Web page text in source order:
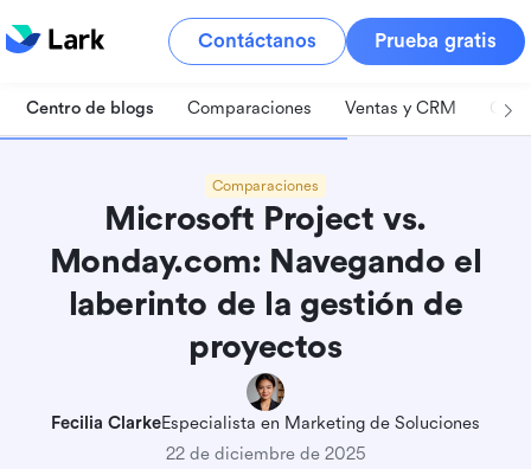
Contáctanos Prueba gratis
Centro de blogs Comparaciones Ventas y CRM
Comparaciones
Microsoft Project vs.
Monday.com: Navegando el
laberinto de la gestión de
proyectos
Fecilia ClarkeEspecialista en Marketing de Soluciones
22 de diciembre de 2025